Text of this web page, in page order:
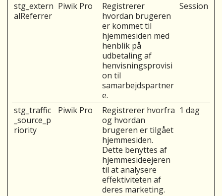
stg_extern
alReferrer
Piwik Pro
Registrerer
hvordan brugeren
er kommet til
hjemmesiden med
henblik på
udbetaling af
henvisningsprovisi
on til
samarbejdspartner
e.
Session
stg_traffic
_source_p
riority
Piwik Pro
Registrerer hvorfra
og hvordan
brugeren er tilgået
hjemmesiden.
Dette benyttes af
hjemmesideejeren
til at analysere
effektiviteten af
deres marketing.
1 dag